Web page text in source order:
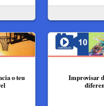
o teu
Improvisar